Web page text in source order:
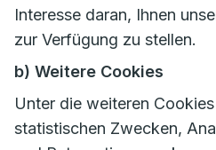
Interesse daran, Ihnen
zur Verfügung zu stellen.
b) Weitere Cookies
Unter die weiteren
statistischen Zwecken,